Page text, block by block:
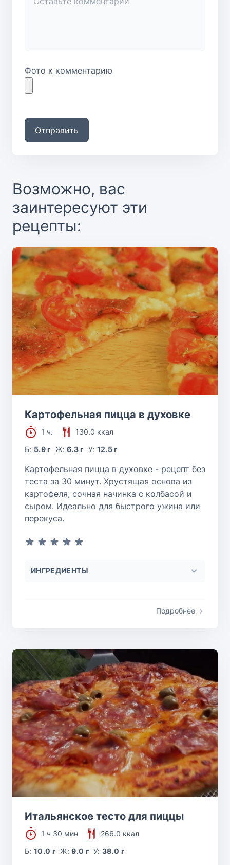
Фото к комментарию
Отправить
Возможно, вас
заинтересуют эти
рецепты:
Картофельная пицца в духовке
1 ч.
130.0 ккал
Б: 5.9 г Ж: 6.3 г У: 12.5 г
Картофельная пицца в духовке - рецепт без
теста за 30 минут. Хрустящая основа из
картофеля, сочная начинка с колбасой и
сыром. Идеально для быстрого ужина или
перекуса.
ИНГРЕДИЕНТЫ
Подробнее
Итальянское тесто для пиццы
1 ч 30 мин
266.0 ккал
Б:10.0 г Ж:9.0 г У:38.0 г